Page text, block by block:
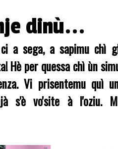
dinù...
a sega, a sapimu chì
Hè per quessa chì ùn
Vi prisentemu quì
s'è vo'site à